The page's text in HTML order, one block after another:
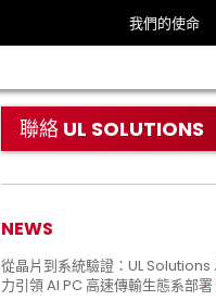
我們的使命
聯絡 UL SOLUTIONS
NEWS
從晶片到系統驗證：UL Solutions
力引領 AI PC 高速傳輸生態系部署